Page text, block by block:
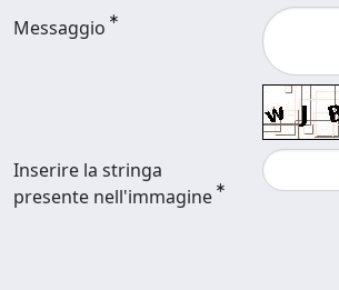
Messaggio
Inserire la stringa
presente nell'immagine